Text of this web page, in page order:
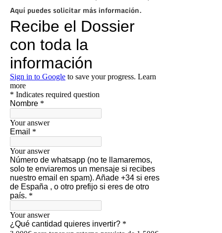
Aquí puedes solicitar más información.